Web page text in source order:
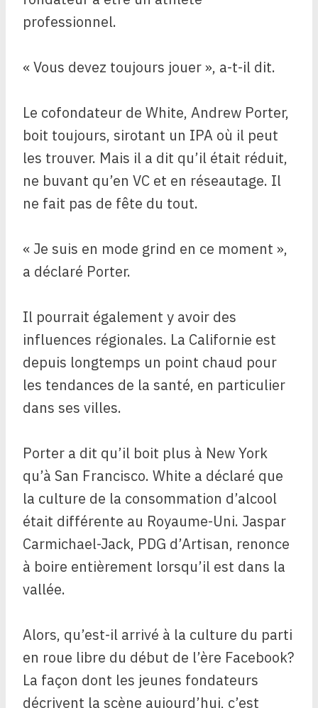
professionnel.
« Vous devez toujours jouer », a-t-il dit.
Le cofondateur de White, Andrew Porter,
boit toujours, sirotant un IPA où il peut
les trouver. Mais il a dit qu’il était réduit,
ne buvant qu’en VC et en réseautage. Il
ne fait pas de fête du tout.
« Je suis en mode grind en ce moment »,
a déclaré Porter.
Il pourrait également y avoir des
influences régionales. La Californie est
depuis longtemps un point chaud pour
les tendances de la santé, en particulier
dans ses villes.
Porter a dit qu’il boit plus à New York
qu’à San Francisco. White a déclaré que
la culture de la consommation d’alcool
était différente au Royaume-Uni. Jaspar
Carmichael-Jack, PDG d’Artisan, renonce
à boire entièrement lorsqu’il est dans la
vallée.
Alors, qu’est-il arrivé à la culture du parti
en roue libre du début de l’ère Facebook?
La façon dont les jeunes fondateurs
décrivent la scène aujourd’hui, c’est